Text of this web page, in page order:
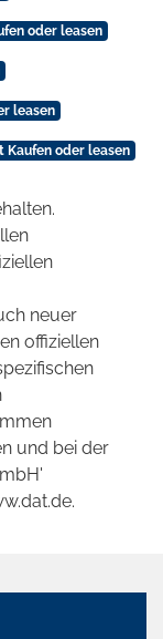
oder leasen
leasen
Kaufen oder leasen
neuer
offiziellen
und bei der